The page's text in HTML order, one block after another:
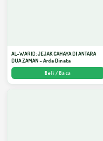
AL-WARID: JEJAK CAHAYA DI ANTARA
DUA ZAMAN - Arda Dinata
Beli / Baca